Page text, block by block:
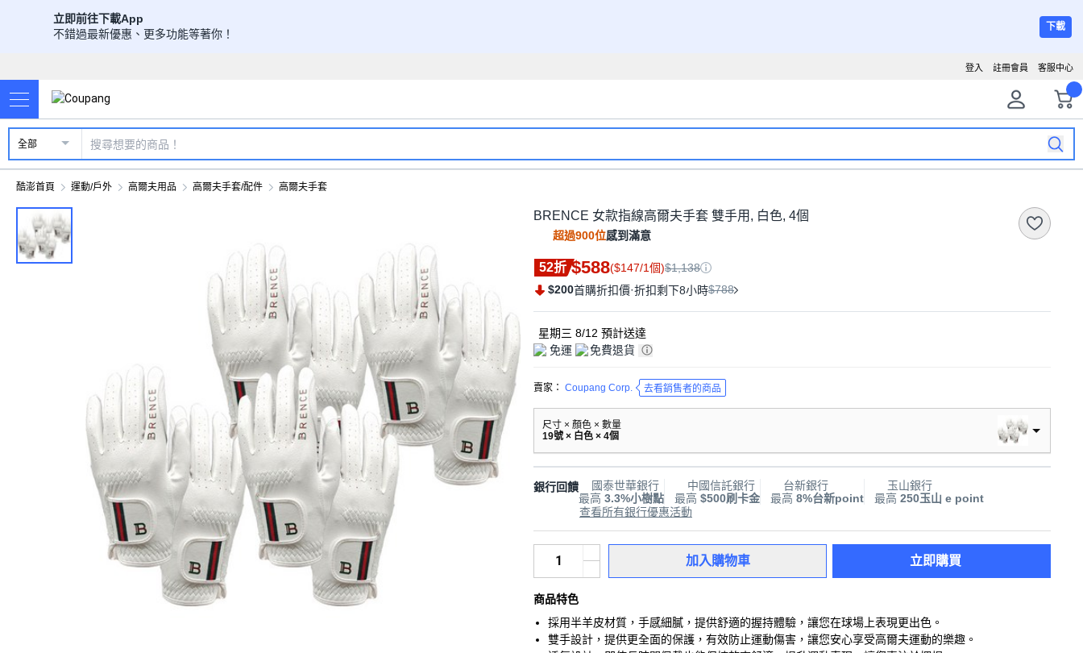
立即前往下載App
不錯過最新優惠、更多功能等著你！
下載
客服中心
註冊會員
登入
全部
酷澎首頁 運動/戶外 高爾夫用品 高爾夫手套/配件 高爾夫手套
BRENCE 女款指線高爾夫手套 雙手用, 白色, 4個
超過900位感到滿意
52折 $588($147/1個)$1,138
$200首購折扣價·折扣剩下8小時$788
星期三 8/12 預計送達
免運
免費退貨
賣家： Coupang Corp. 去看銷售者的商品
尺寸 × 顏色 × 數量
19號 × 白色 × 4個
銀行回饋
國泰世華銀行
最高 3.3%小樹點
中國信託銀行
最高 $500刷卡金
台新銀行
最高 8%台新point
玉山銀行
最高 250玉山 e point
查看所有銀行優惠活動
加入購物車 立即購買
商品特色
採用半羊皮材質，手感細膩，提供舒適的握持體驗，讓您在球場上表現更出色。
雙手設計，提供更全面的保護，有效防止運動傷害，讓您安心享受高爾夫運動的樂趣。